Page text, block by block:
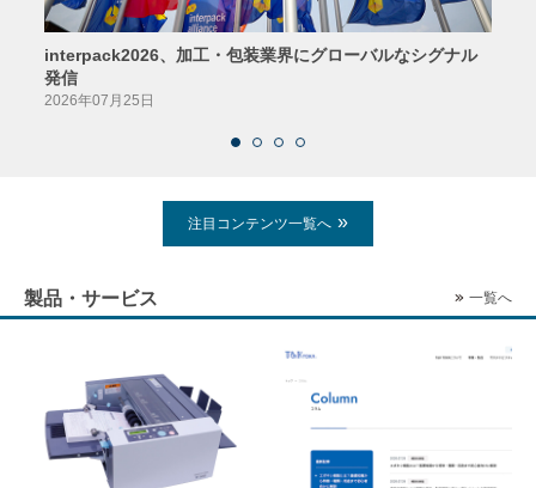
interpack2026、加工・包装業界にグローバルなシグナル
発信
2026年07月25日
注目コンテンツ一覧へ
製品・サービス 一覧へ